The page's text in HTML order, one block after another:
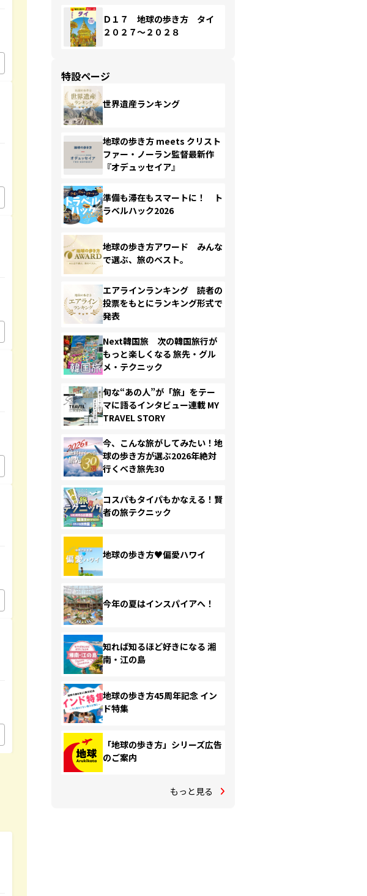
Ｄ１７ 地球の歩き方 タイ
２０２７～２０２８
特設ページ
世界遺産ランキング
地球の歩き方 meets クリスト
ファー・ノーラン監督最新作
『オデュッセイア』
準備も滞在もスマートに！ ト
ラベルハック2026
地球の歩き方アワード みんな
で選ぶ、旅のベスト。
エアラインランキング 読者の
投票をもとにランキング形式で
発表
Next韓国旅 次の韓国旅行が
もっと楽しくなる 旅先・グル
メ・テクニック
旬な“あの人”が「旅」をテー
マに語るインタビュー連載 MY
TRAVEL STORY
今、こんな旅がしてみたい！地
球の歩き方が選ぶ2026年絶対
行くべき旅先30
コスパもタイパもかなえる！賢
者の旅テクニック
地球の歩き方♥偏愛ハワイ
今年の夏はインスパイアへ！
知れば知るほど好きになる 湘
南・江の島
地球の歩き方45周年記念 イン
ド特集
「地球の歩き方」シリーズ広告
のご案内
もっと見る